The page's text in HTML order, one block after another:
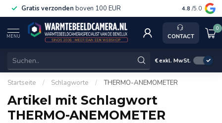
Gratis verzonden boven 100 EUR Service,
4.8 /5.0
MENU CONTACT
0
€exkl. MwSt.
Startseite / Schlagworte / THERMO-ANEMOMETER
Artikel mit Schlagwort
THERMO-ANEMOMETER